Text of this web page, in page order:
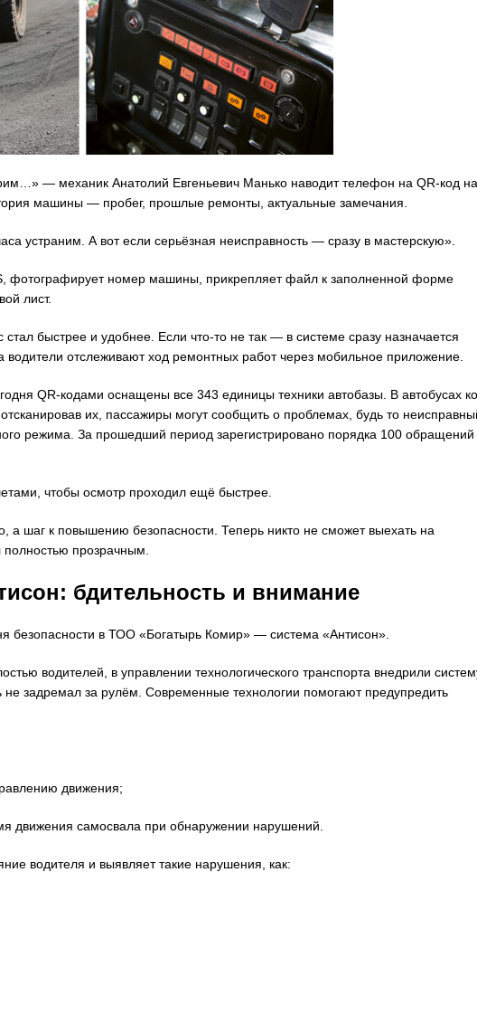
— механик Анатолий Евгеньевич Манько наводит телефон на QR-код на
машины — пробег, прошлые ремонты, актуальные замечания.
устраним. А вот если серьёзная неисправность — сразу в мастерскую».
фотографирует номер машины, прикрепляет файл к заполненной форме
лист.
быстрее и удобнее. Если что-то не так — в системе сразу назначается
водители отслеживают ход ремонтных работ через мобильное приложение.
QR-кодами оснащены все 343 единицы техники автобазы. В автобусах
их, пассажиры могут сообщить о проблемах, будь то
режима. За прошедший период зарегистрировано порядка 100
чтобы осмотр проходил ещё быстрее.
а шаг к повышению безопасности. Теперь никто не сможет выехать на
прозрачным.
бдительность и внимание
безопасности в ТОО «Богатырь Комир» — система «Антисон».
водителей, в управлении технологического транспорта внедрили
задремал за рулём. Современные технологии помогают предупредить
движения;
самосвала при обнаружении нарушений.
водителя и выявляет такие нарушения, как: